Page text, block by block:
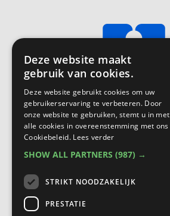
Deze website maakt
gebruik van cookies.
Deze website gebruikt cookies om uw
gebruikerservaring te verbeteren. Door
onze website te gebruiken, stemt u in met
alle cookies in overeenstemming met ons
Cookiebeleid. Lees verder
SHOW ALL PARTNERS (987) →
STRIKT NOODZAKELIJK
PRESTATIE